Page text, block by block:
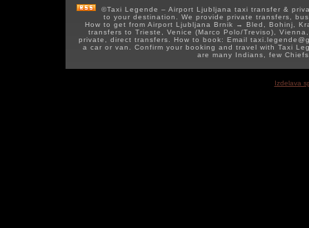
©Taxi Legende – Airport Ljubljana taxi transfer &
to your destination. We provide private transfers,
How to get from Airport Ljubljana Brnik → Bled, Bohinj,
transfers to Trieste, Venice (Marco Polo/Treviso),
private, direct transfers. How to book: Email
a car or van. Confirm your booking and travel with Taxi
are many Indians, few
Izdelava